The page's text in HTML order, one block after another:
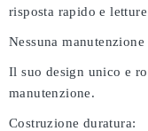
risposta rapido e
Nessuna
Il suo design unico e
manutenzione.
Costruzione duratura: